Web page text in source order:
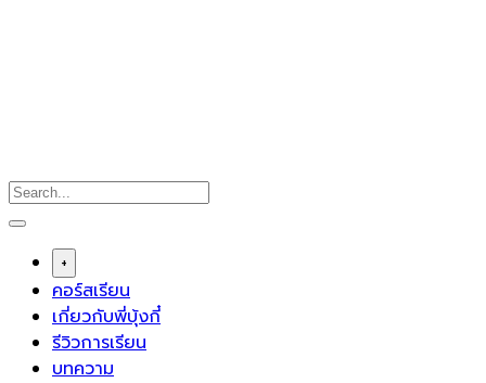
+
คอร์สเรียน
เกี่ยวกับพี่บุ้งกี๋
รีวิวการเรียน
บทความ